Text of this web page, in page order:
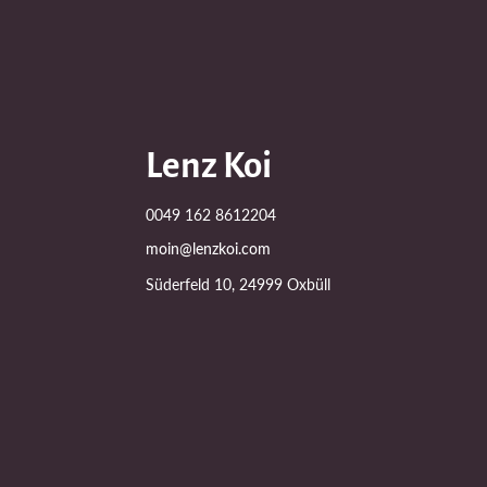
Lenz Koi
0049 162 8612204
moin@lenzkoi.com
Süderfeld 10, 24999 Oxbüll